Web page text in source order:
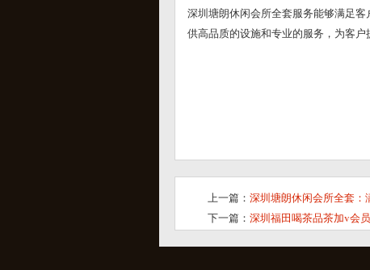
深圳塘朗休闲会所全套服务能够满足
供高品质的设施和专业的服务，为客户
上一篇： 深圳塘朗休闲会所全套：
下一篇： 深圳福田喝茶品茶加v会